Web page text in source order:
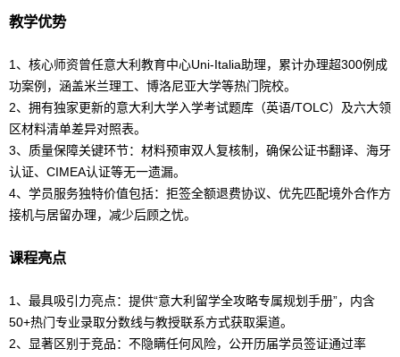
教学优势
1、核心师资曾任意大利教育中心Uni-Italia助理，累计办理超300例成
功案例，涵盖米兰理工、博洛尼亚大学等热门院校。
2、拥有独家更新的意大利大学入学考试题库（英语/TOLC）及六大领
区材料清单差异对照表。
3、质量保障关键环节：材料预审双人复核制，确保公证书翻译、海牙
认证、CIMEA认证等无一遗漏。
4、学员服务独特价值包括：拒签全额退费协议、优先匹配境外合作方
接机与居留办理，减少后顾之忧。
课程亮点
1、最具吸引力亮点：提供“意大利 留学全攻略专属规划手册”，内含
50+热门专业录取分数线与教授联系方式获取渠道。
2、显著区别于竞品：不隐瞒任何风险，公开历届学员签证通过率